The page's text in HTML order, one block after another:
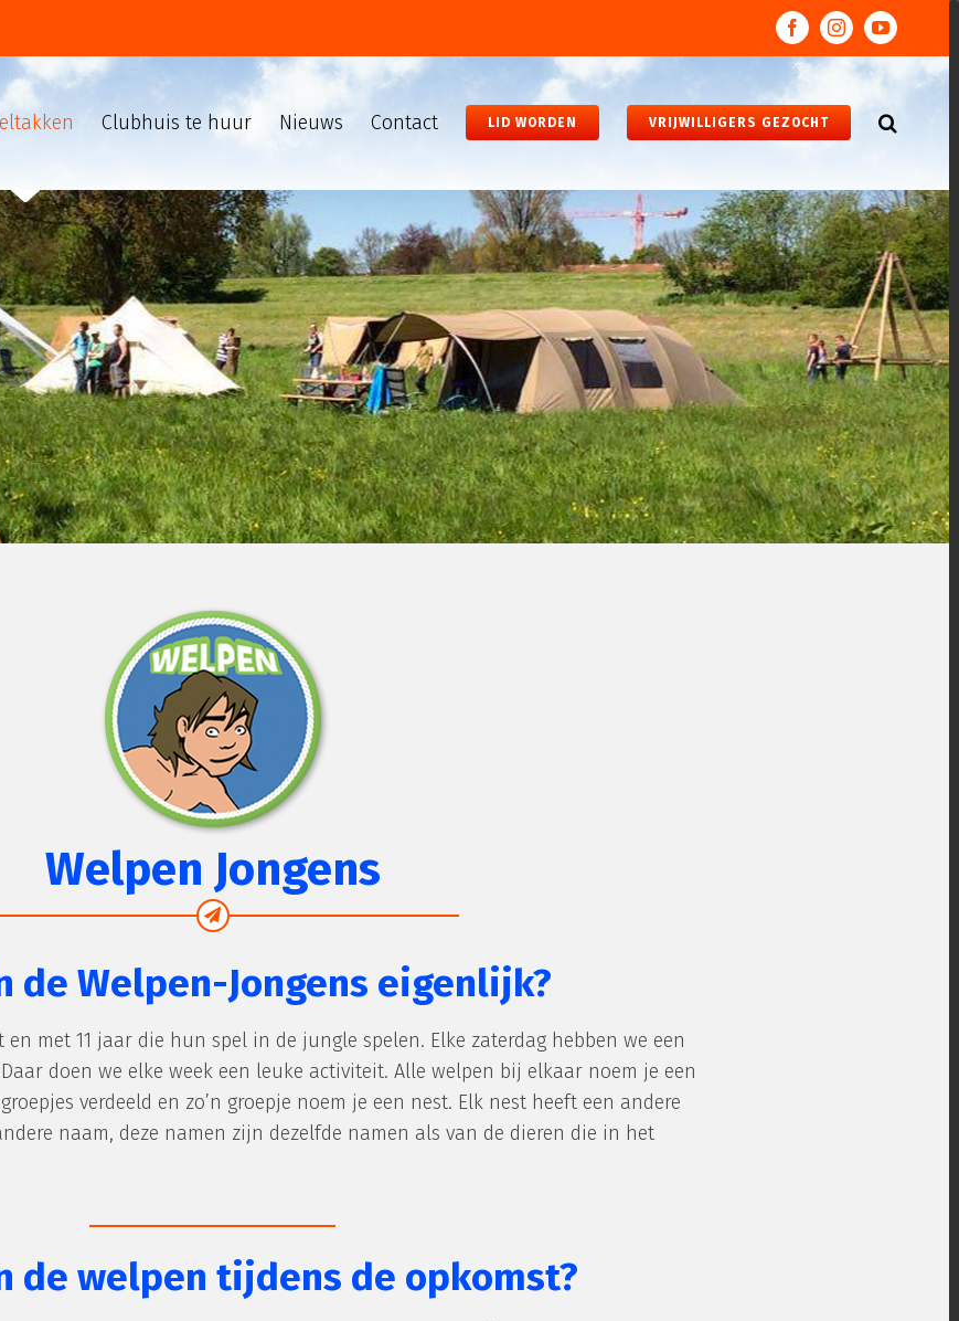
facebookinstagramyoutube
Clubhuis te huur Nieuws Contact LID WORDEN VRIJWILLIGERS GEZOCHT
Welpen Jongens
de Welpen-Jongens eigenlijk?
met 11 jaar die hun spel in de jungle spelen. Elke zaterdag hebben we een
doen we elke week een leuke activiteit. Alle welpen bij elkaar noem je een
verdeeld en zo’n groepje noem je een nest. Elk nest heeft een andere
naam, deze namen zijn dezelfde namen als van de dieren die in het
de welpen tijdens de opkomst?